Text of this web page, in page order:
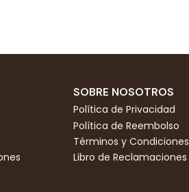
SOBRE NOSOTROS
Política de Privacidad
Política de Reembolso
Términos y Condiciones
Libro de Reclamaciones